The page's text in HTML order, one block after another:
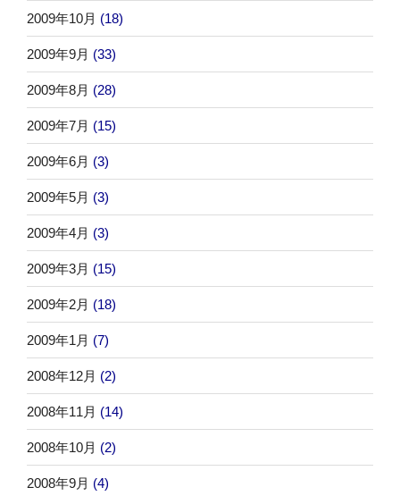
2009年10月 (18)
2009年9月 (33)
2009年8月 (28)
2009年7月 (15)
2009年6月 (3)
2009年5月 (3)
2009年4月 (3)
2009年3月 (15)
2009年2月 (18)
2009年1月 (7)
2008年12月 (2)
2008年11月 (14)
2008年10月 (2)
2008年9月 (4)